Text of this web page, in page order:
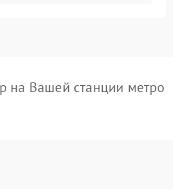
на Вашей станции метро